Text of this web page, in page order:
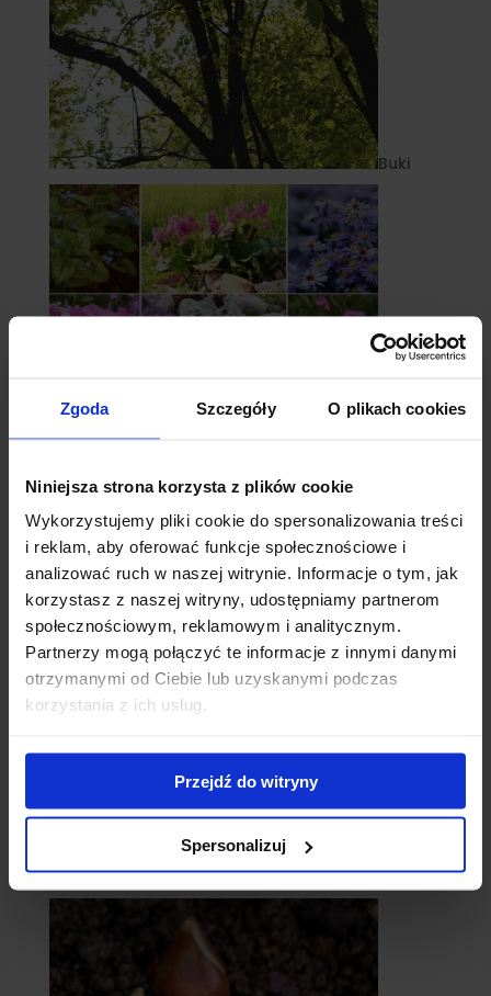
Zgoda Szczegóły O plikach cookies
Niniejsza strona korzysta z plików cookie
Wykorzystujemy pliki cookie do spersonalizowania treści
i reklam, aby oferować funkcje społecznościowe i
analizować ruch w naszej witrynie. Informacje o tym, jak
korzystasz z naszej witryny, udostępniamy partnerom
społecznościowym, reklamowym i analitycznym.
Partnerzy mogą połączyć te informacje z innymi danymi
otrzymanymi od Ciebie lub uzyskanymi podczas
korzystania z ich usług.
Przejdź do witryny
Spersonalizuj
Buki
- surmie